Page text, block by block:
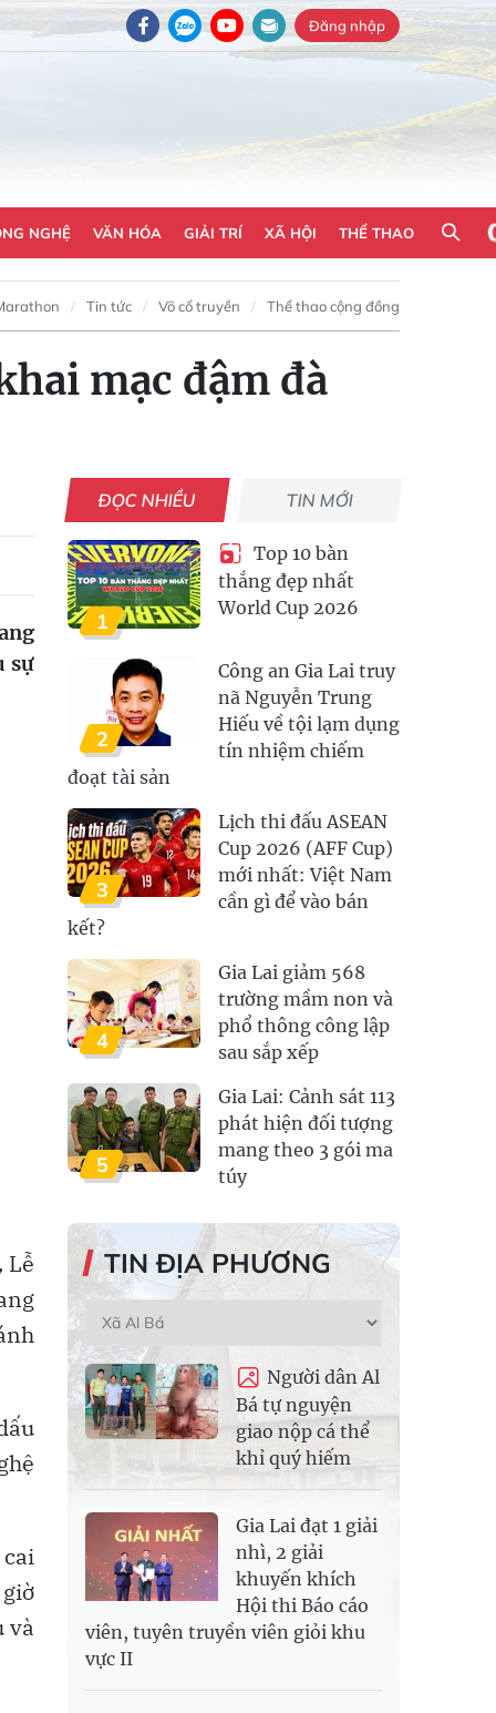
Đăng nhập
NGHỆ VĂN HÓA GIẢI TRÍ XÃ HỘI THỂ THAO
Tin tức Võ cổ truyền Thể thao cộng đồng
mạc đậm đà
sự
Lễ
và
ĐỌC NHIỀU TIN MỚI
1
Top 10 bàn
thắng đẹp nhất
World Cup 2026
2
Công an Gia Lai truy
nã Nguyễn Trung
Hiếu về tội lạm dụng
tín nhiệm chiếm
đoạt tài sản
3
Lịch thi đấu ASEAN
Cup 2026 (AFF Cup)
mới nhất: Việt Nam
cần gì để vào bán
kết?
4
Gia Lai giảm 568
trường mầm non và
phổ thông công lập
sau sắp xếp
5
Gia Lai: Cảnh sát 113
phát hiện đối tượng
mang theo 3 gói ma
túy
TIN ĐỊA PHƯƠNG
Người dân Al
Bá tự nguyện
giao nộp cá thể
khỉ quý hiếm
Gia Lai đạt 1 giải
nhì, 2 giải
khuyến khích
Hội thi Báo cáo
viên, tuyên truyền viên giỏi khu
vực II